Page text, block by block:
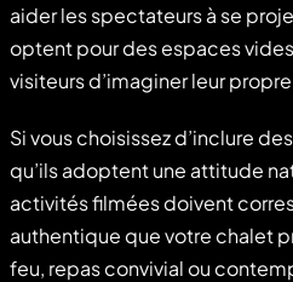
aider les spectateurs à se
optent pour des espaces
visiteurs d’imaginer leur
Si vous choisissez d’inclure
qu’ils adoptent une attitude
activités filmées doivent
authentique que votre chalet
feu, repas convivial ou